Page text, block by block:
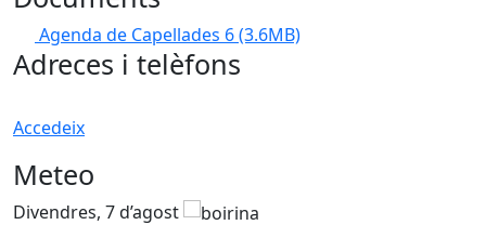
Agenda de Capellades 6(3.6MB)
Adreces i telèfons
Accedeix
Meteo
Divendres, 7 d’agost